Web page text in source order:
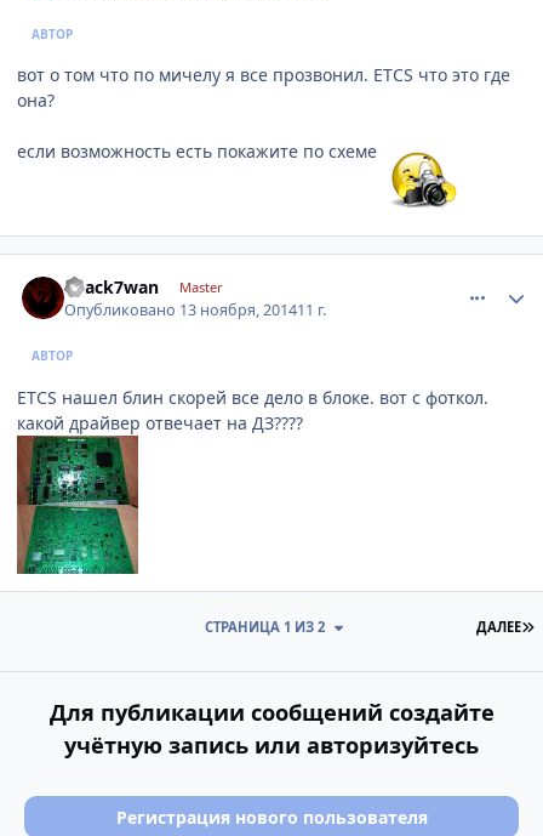
АВТОР
вот о том что по мичелу я все прозвонил. ETCS что это где
она?
если возможность есть покажите по схеме
B1ack7wan Master
Опубликовано 13 ноября, 201411 г.
АВТОР
ETCS нашел блин скорей все дело в блоке. вот с фоткол.
какой драйвер отвечает на ДЗ????
ДАЛЕЕ
СТРАНИЦА 1 ИЗ 2
Для публикации сообщений создайте
учётную запись или авторизуйтесь
Регистрация нового пользователя